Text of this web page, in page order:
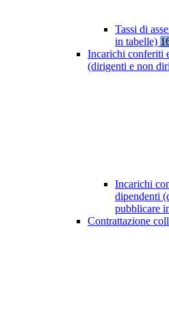
Tassi di
in tabelle)
Incarichi conferiti
(dirigenti e non
Incarichi
dipendenti
pubblicare
Contrattazione